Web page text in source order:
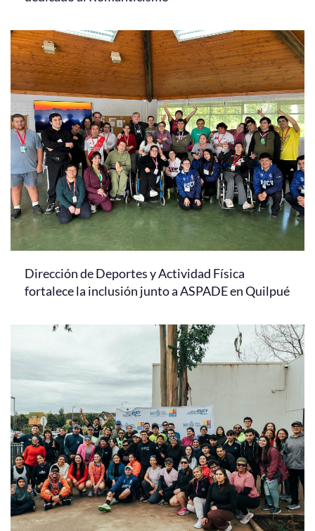
Dirección de Deportes y Actividad Física
fortalece la inclusión junto a ASPADE en Quilpué